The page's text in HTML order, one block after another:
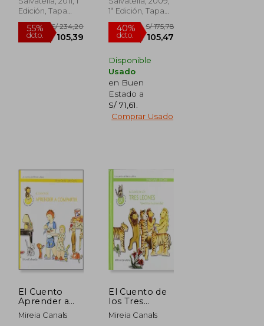
55%
dcto.
Edición, Tapa
Dura,Usado
1ª Edición, Tapa
Dura, Nuevo
Disponible
Usado
en Buen
Estado a
S/ 71,61
Comprar Usado
El Cuento
Aprender a
Compartir:
Marcos y
Mireia Canals
El Cuento de
los Tres
Leones
Mireia Canals